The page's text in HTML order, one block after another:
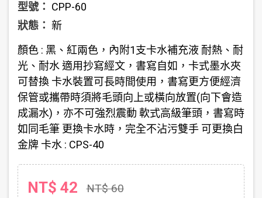
型號： CPP-60
狀態： 新
顏色 : 黑、紅兩色，內附1支卡水補充液 耐熱、耐
光、耐水 適用抄寫經文，書寫自如，卡式墨水夾
可替換 卡水裝置可長時間使用，書寫更方便經濟
保管或攜帶時須將毛頭向上或橫向放置(向下會造
成漏水)，亦不可強烈震動 軟式高級筆頭，書寫時
如同毛筆 更換卡水時，完全不沾污雙手 可更換白
金牌 卡水 : CPS-40
NT$ 42 NT$ 60